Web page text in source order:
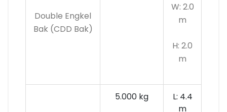
Double Engkel
Bak (CDD Bak)
W: 2.0
m
H: 2.0
m
5.000 kg
L: 4.4
m